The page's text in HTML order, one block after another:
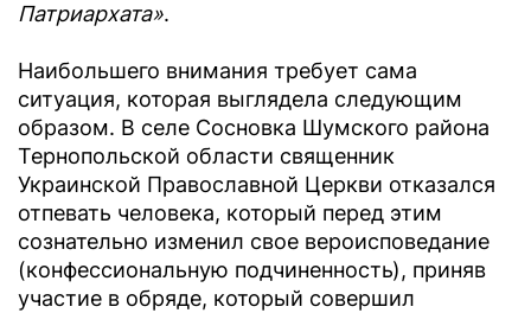
Патриархата».
Наибольшего внимания требует сама
ситуация, которая выглядела следующим
образом. В селе Сосновка Шумского района
Тернопольской области священник
Украинской Православной Церкви отказался
отпевать человека, который перед этим
сознательно изменил свое вероисповедание
(конфессиональную подчиненность), приняв
участие в обряде, который совершил